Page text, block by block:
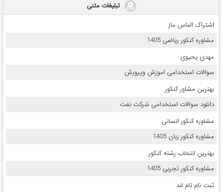
تبلیغات متنی
اشتراک الماس ماز
مشاوره کنکور ریاضی 1405
مهدی یحیوی
سوالات استخدامی اموزش وپرورش
بهترین مشاور کنکور
دانلود سوالات استخدامی شرکت نفت
مشاوره کنکور انسانی
مشاوره کنکور زبان 1405
بهترین انتخاب رشته کنکور
مشاوره کنکور تجربی 1405
ثبت نام تام لند